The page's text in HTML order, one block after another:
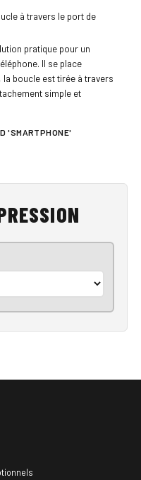
à travers le port de
pratique pour un
Il se place
boucle est tirée à travers
simple et
'SMARTPHONE'